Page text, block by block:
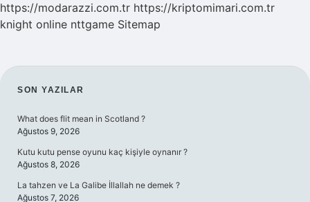
https://modarazzi.com.tr https://kriptomimari.com.tr
knight online nttgame Sitemap
SIDEBAR
SON YAZILAR
What does flit mean in Scotland ?
Ağustos 9, 2026
Kutu kutu pense oyunu kaç kişiyle oynanır ?
Ağustos 8, 2026
La tahzen ve La Galibe İllallah ne demek ?
Ağustos 7, 2026